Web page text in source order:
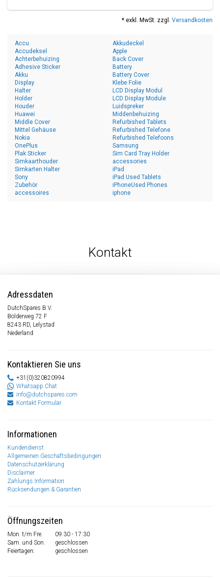
* exkl. MwSt. zzgl. Versandkosten
Accu
Accudeksel
Achterbehuizing
Adhesive Sticker
Akku
Akkudeckel
Apple
Back Cover
Battery
Battery Cover
Display
Halter
Holder
Houder
Huawei
Klebe Folie
LCD Display Modul
LCD Display Module
Luidspreker
Middenbehuizing
Middle Cover
Mittel Gehäuse
Nokia
OnePlus
Plak Sticker
Refurbished Tablets
Refurbished Telefone
Refurbished Telefoons
Samsung
Sim Card Tray Holder
Simkaarthouder
Simkarten Halter
Sony
Zubehör
accessoires
accessories
iPad
iPad Used Tablets
iPhoneUsed Phones
iphone
Kontakt
Adressdaten
DutchSpares B.V.
Bolderweg 72 F
8243 RD, Lelystad
Nederland
Kontaktieren Sie uns
+31(0)320820994
Whatsapp Chat
info@dutchspares.com
Kontakt Formular
Informationen
Kundendienst
Allgemeinen Geschäftsbedingungen
Datenschutzerklärung
Disclaimer
Zahlungs Information
Rücksendungen & Garantien
Öffnungszeiten
Mon. t/m Fre.
09:30 - 17:30
Sam. und Son.
geschlossen
Feiertagen:
geschlossen